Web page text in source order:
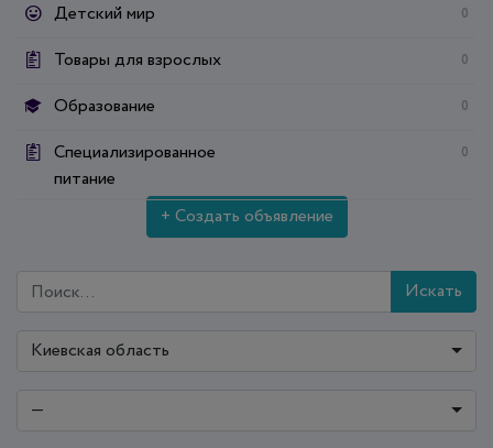
Детский мир 0
Товары для взрослых 0
Образование 0
Специализированное
питание
0
+ Создать объявление
Искать
Киевская область
—